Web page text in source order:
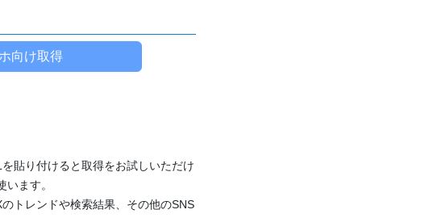
貼り付けると取得をお試しいただけ
ます。
トレンドや検索結果、その他のSNS